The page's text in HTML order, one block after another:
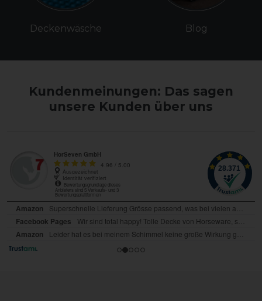
Deckenwäsche Blog
Kundenmeinungen: Das sagen
unsere Kunden über uns